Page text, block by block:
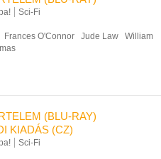
Sci-Fi
Frances O'Connor Jude Law
William
(BLU-RAY)
KIADÁS (CZ)
Sci-Fi